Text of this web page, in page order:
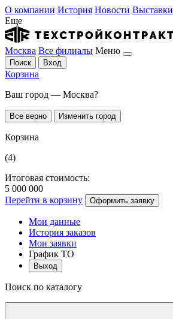
О компании История Новости Выставки
Еще
Москва Все филиалы Меню
Поиск Вход
Корзина
Ваш город — Москва?
Все верно Изменить город
Корзина
(4)
Итоговая стоимость:
5 000 000
Перейти в корзину
Оформить заявку
Мои данные
История заказов
Мои заявки
График ТО
Выход
Поиск по каталогу